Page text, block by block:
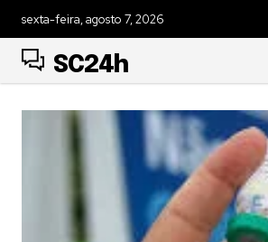
sexta-feira, agosto 7, 2026
SC24h